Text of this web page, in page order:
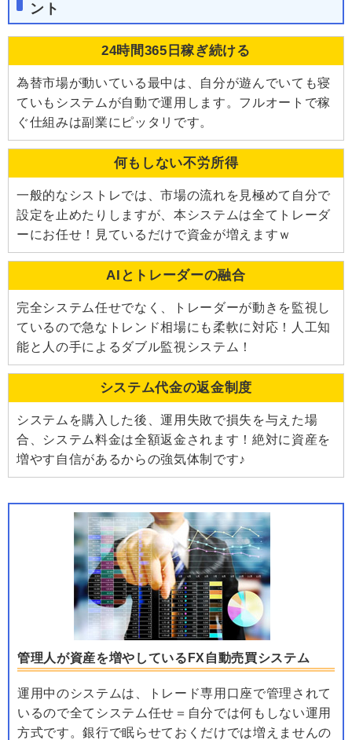
ント
24時間365日稼ぎ続ける
為替市場が動いている最中は、自分が遊んでいても寝
ていもシステムが自動で運用します。フルオートで稼
ぐ仕組みは副業にピッタリです。
何もしない不労所得
一般的なシストレでは、市場の流れを見極めて自分で
設定を止めたりしますが、本システムは全てトレーダ
ーにお任せ！見ているだけで資金が増えますｗ
AIとトレーダーの融合
完全システム任せでなく、トレーダーが動きを監視し
ているので急なトレンド相場にも柔軟に対応！人工知
能と人の手によるダブル監視システム！
システム代金の返金制度
システムを購入した後、運用失敗で損失を与えた場
合、システム料金は全額返金されます！絶対に資産を
増やす自信があるからの強気体制です♪
管理人が資産を増やしているFX自動売買システム
運用中のシステムは、トレード専用口座で管理されて
いるので全てシステム任せ＝自分では何もしない運用
方式です。銀行で眠らせておくだけでは増えませんの